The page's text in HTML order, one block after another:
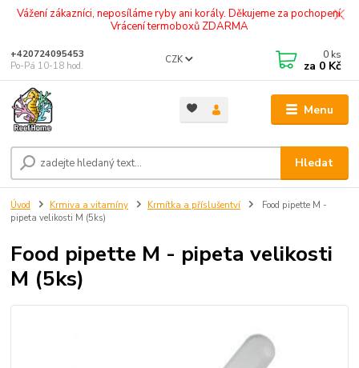
Vážení zákazníci, neposíláme ryby ani korály. Děkujeme za pochopení.
Vrácení termoboxů ZDARMA
Menu
CZK
Hledat
+420724095453
Po-Pá 10-18 hod.
0 ks
za 0 Kč
Úvod Krmiva a vitamíny Krmítka a příslušentví
Food pipette M -
pipeta velikosti M (5ks)
Food pipette M - pipeta velikosti
M (5ks)